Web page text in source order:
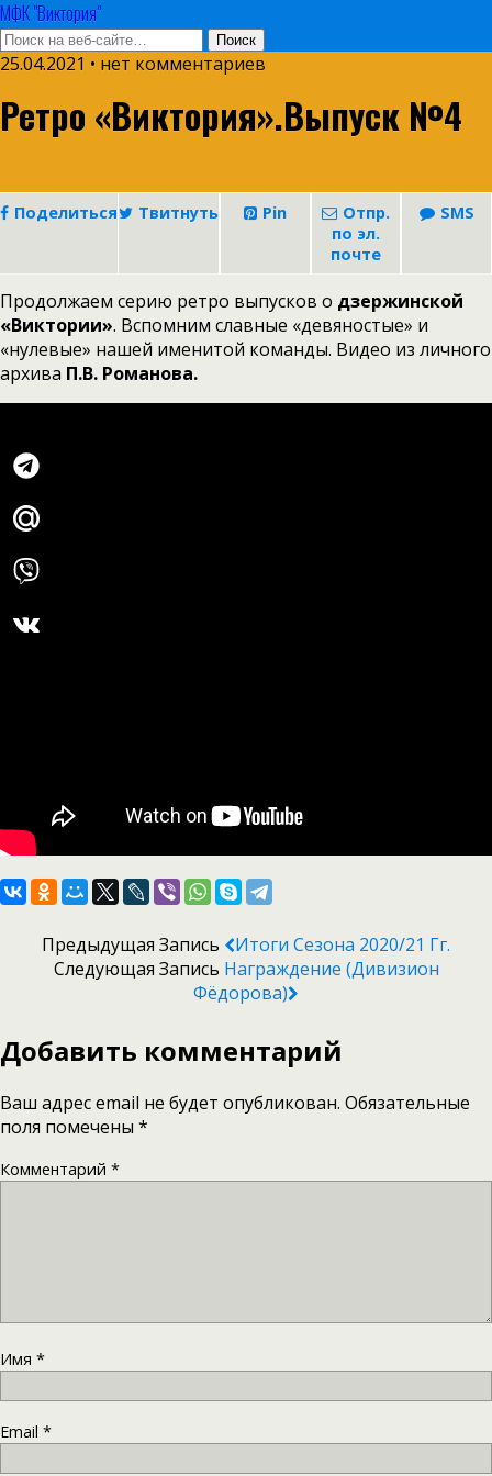
МФК "Виктория"
25.04.2021 • нет комментариев
Ретро «Виктория».Выпуск №4
Поделиться Твитнуть Pin
Отпр.
по эл.
почте
SMS
Продолжаем серию ретро выпусков о дзержинской
«Виктории». Вспомним славные «девяностые» и
«нулевые» нашей именитой команды. Видео из личного
архива П.В. Романова.
Предыдущая Запись
Итоги Сезона 2020/21 Гг.
Следующая Запись Награждение (дивизион
Фёдорова)
Добавить комментарий
Ваш адрес email не будет опубликован. Обязательные
поля помечены *
Комментарий *
Имя *
Email *